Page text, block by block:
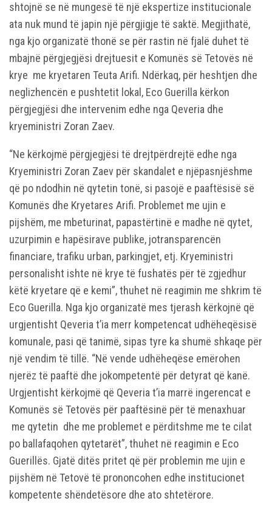
shtojnë se në mungesë të një ekspertize institucionale
ata nuk mund të japin një përgjigje të saktë. Megjithatë,
nga kjo organizatë thonë se për rastin në fjalë duhet të
mbajnë përgjegjësi drejtuesit e Komunës së Tetovës në
krye me kryetaren Teuta Arifi. Ndërkaq, për heshtjen dhe
neglizhencën e pushtetit lokal, Eco Guerilla kërkon
përgjegjësi dhe intervenim edhe nga Qeveria dhe
kryeministri Zoran Zaev.
“Ne kërkojmë përgjegjësi të drejtpërdrejtë edhe nga
Kryeministri Zoran Zaev për skandalet e njëpasnjëshme
që po ndodhin në qytetin tonë, si pasojë e paaftësisë së
Komunës dhe Kryetares Arifi. Problemet me ujin e
pijshëm, me mbeturinat, papastërtinë e madhe në qytet,
uzurpimin e hapësirave publike, jotransparencën
financiare, trafiku urban, parkingjet, etj. Kryeministri
personalisht ishte në krye të fushatës për të zgjedhur
këtë kryetare që e kemi”, thuhet në reagimin me shkrim të
Eco Guerilla. Nga kjo organizatë mes tjerash kërkojnë që
urgjentisht Qeveria t’ia merr kompetencat udhëheqësisë
komunale, pasi që tanimë, sipas tyre ka shumë shkaqe për
një vendim të tillë. “Në vende udhëheqëse emërohen
njerëz të paaftë dhe jokompetentë për detyrat që kanë.
Urgjentisht kërkojmë që Qeveria t’ia marrë ingerencat e
Komunës së Tetovës për paaftësinë për të menaxhuar
me qytetin dhe me problemet e përditshme me te cilat
po ballafaqohen qytetarët”, thuhet në reagimin e Eco
Guerillës. Gjatë ditës pritet që për problemin me ujin e
pijshëm në Tetovë të prononcohen edhe institucionet
kompetente shëndetësore dhe ato shtetërore.